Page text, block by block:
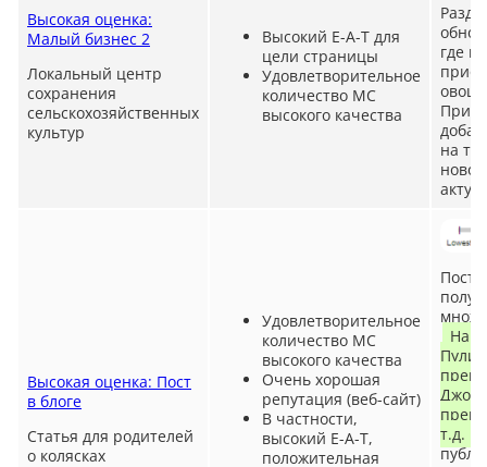
Высокая оценка:
Малый бизнес 2
Локальный центр
сохранения
сельскохозяйственных
культур
Высокий E-A-T для
цели страницы
Удовлетворительное
количество MC
высокого качества
где
на
Высокая оценка: Пост
в блоге
Статья для родителей
о колясках
Удовлетворительное
количество MC
высокого качества
Очень хорошая
репутация (веб-сайт)
В частности,
высокий E-A-T,
положительная
Пост
т.д.